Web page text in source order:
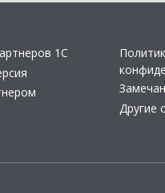
1С
Другие